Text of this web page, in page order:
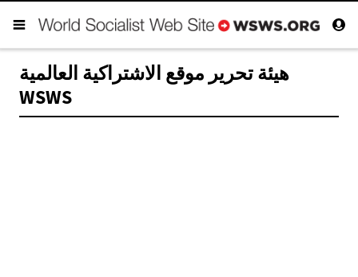
هيئة تحرير موقع الاشتراكية العالمية
WSWS